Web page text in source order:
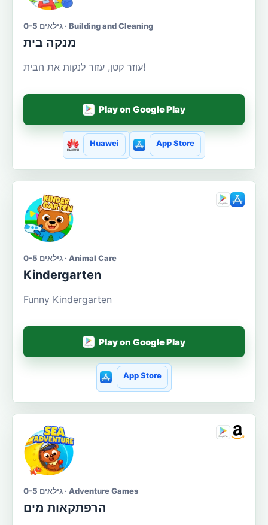
גילאים 0-5 · Building and Cleaning
מנקה בית
עוזר קטן, עזור לנקות את הבית!
Play on Google Play
Huawei App Store
גילאים 0-5 · Animal Care
Kindergarten
Funny Kindergarten
Play on Google Play
App Store
גילאים 0-5 · Adventure Games
הרפתקאות מים